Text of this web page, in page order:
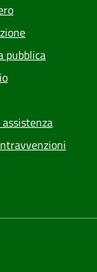
pubblica